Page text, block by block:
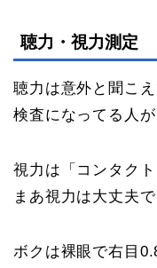
聴力・視力測定
聴力は意外と聞こ
検査になってる人
視力は「コンタク
まあ視力は大丈夫で
ボクは裸眼で右目